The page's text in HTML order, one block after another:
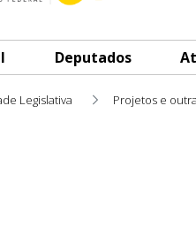
Deputados
Legislativa Projetos e